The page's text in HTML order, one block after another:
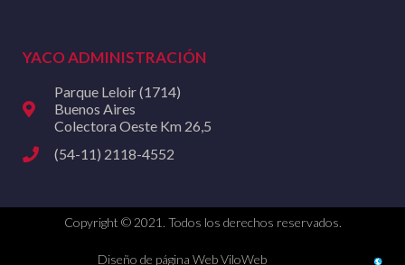
YACO ADMINISTRACIÓN
Parque Leloir (1714)
Buenos Aires
Colectora Oeste Km 26,5
(54-11) 2118-4552
Copyright © 2021. Todos los derechos reservados.
Diseño de página Web ViloWeb